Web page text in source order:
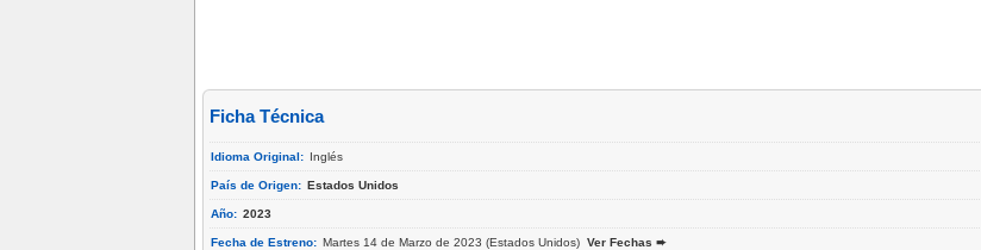
Ficha Técnica
Idioma Original: Inglés
País de Origen: Estados Unidos
Año: 2023
Fecha de Estreno: Martes 14 de Marzo de 2023 (Estados Unidos) Ver Fechas ➨